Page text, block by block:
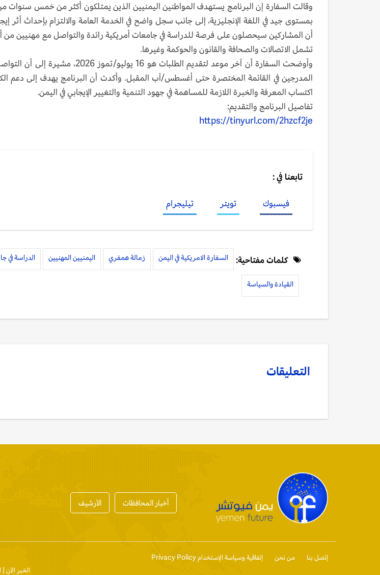
وقالت السفارة إن البرنامج يستهدف المواطنين اليمنيين الذين يمتلكون أكثر من خمس سنوات
بمستوى جيد في اللغة الإنجليزية، إلى جانب سجل واضح في الخدمة العامة والالتزام بإحداث أثر
تشمل الاتصالات والصحافة والقانون والحوكمة وغيرها.
وأوضحت السفارة أن آخر موعد لتقديم الطلبات هو
المدرجين في القائمة المختصرة حتى أغسطس/آب المقبل. وأكدت أن البرنامج يهدف إلى دعم
اكتساب المعرفة والخبرة اللازمة للمساهمة في جهود التنمية والتغيير الإيجابي في اليمن.
تفاصيل البرنامج والتقديم:
https://tinyurl.com/2hzcf2je
تابعنا في :
فيسبوك تويتر تيليجرام
كلمات مفتاحية: السفارة الامريكية في اليمن زمالة همفري اليمنيين المهنيين الدراسة في
القيادة والسياسة
التعليقات
أخبار المحافظات الأرشيف
إتصل بنا من نحن
إتفاقية وسياسة الإستخدام Privacy Policy
الخبر الآن [